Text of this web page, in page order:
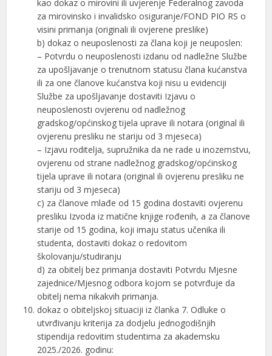
kao dokaz o mirovini ili uvjerenje Federalnog zavoda
za mirovinsko i invalidsko osiguranje/FOND PIO RS o
visini primanja (originali ili ovjerene preslike)
b) dokaz o neuposlenosti za člana koji je neuposlen:
– Potvrdu o neuposlenosti izdanu od nadležne Službe
za upošljavanje o trenutnom statusu člana kućanstva
ili za one članove kućanstva koji nisu u evidenciji
Službe za upošljavanje dostaviti Izjavu o
neuposlenosti ovjerenu od nadležnog
gradskog/općinskog tijela uprave ili notara (original ili
ovjerenu presliku ne stariju od 3 mjeseca)
– Izjavu roditelja, supružnika da ne rade u inozemstvu,
ovjerenu od strane nadležnog gradskog/općinskog
tijela uprave ili notara (original ili ovjerenu presliku ne
stariju od 3 mjeseca)
c) za članove mlađe od 15 godina dostaviti ovjerenu
presliku Izvoda iz matične knjige rođenih, a za članove
starije od 15 godina, koji imaju status učenika ili
studenta, dostaviti dokaz o redovitom
školovanju/studiranju
d) za obitelj bez primanja dostaviti Potvrdu Mjesne
zajednice/Mjesnog odbora kojom se potvrđuje da
obitelj nema nikakvih primanja.
dokaz o obiteljskoj situaciji iz članka 7. Odluke o
utvrđivanju kriterija za dodjelu jednogodišnjih
stipendija redovitim studentima za akademsku
2025./2026. godinu: